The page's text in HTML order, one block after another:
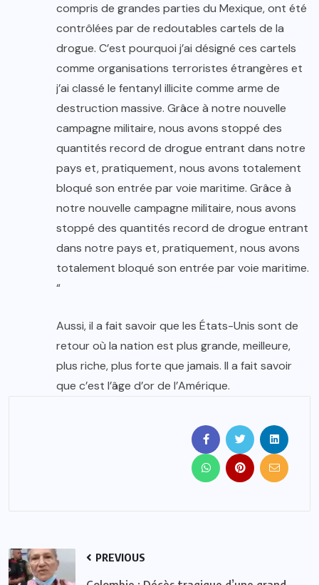
compris de grandes parties du Mexique, ont été
contrôlées par de redoutables cartels de la
drogue. C’est pourquoi j’ai désigné ces cartels
comme organisations terroristes étrangères et
j’ai classé le fentanyl illicite comme arme de
destruction massive. Grâce à notre nouvelle
campagne militaire, nous avons stoppé des
quantités record de drogue entrant dans notre
pays et, pratiquement, nous avons totalement
bloqué son entrée par voie maritime. Grâce à
notre nouvelle campagne militaire, nous avons
stoppé des quantités record de drogue entrant
dans notre pays et, pratiquement, nous avons
totalement bloqué son entrée par voie maritime.
“
Aussi, il a fait savoir que les États-Unis sont de
retour où la nation est plus grande, meilleure,
plus riche, plus forte que jamais. Il a fait savoir
que c’est l’âge d’or de l’Amérique.
PREVIOUS